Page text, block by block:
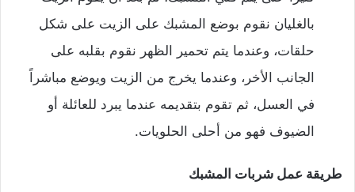
بالغليان نقوم بوضع المشبك على الزيت على شكل
حلقات، وعندما يتم تحمير الظهر نقوم بقلبه على
الجانب الأخر، وعندما يخرج من الزيت ويوضع مباشراً
في العسل، ثم تقوم بتقديمه عندما يبرد للعائلة أو
الضيوف فهو من أحلى الحلويات.
طريقة عمل شربات المشبك